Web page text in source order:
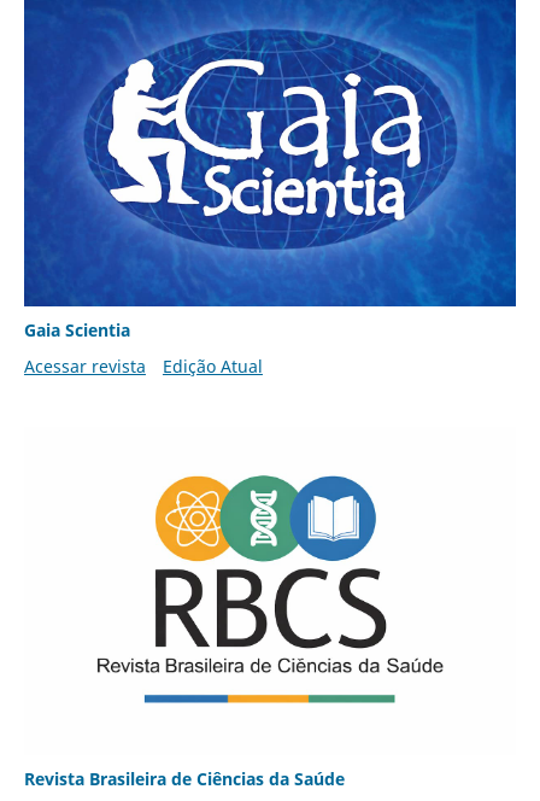
Gaia Scientia
Acessar revista
Edição Atual
Revista Brasileira de Ciências da Saúde